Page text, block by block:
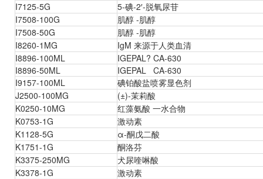
I7125-5G
5-碘-2′-脱氧尿苷
I7508-100G
肌醇 -肌醇
I7508-50G
肌醇 -肌醇
I8260-1MG
IgM 来源于人类血清
I8896-100ML
IGEPAL? CA-630
I8896-50ML
IGEPAL CA-630
I9157-100ML
碘铂酸盐喷雾显色剂
J2500-100MG
(±)-茉莉酸
K0250-10MG
红藻氨酸 一水合物
K0753-1G
激动素
K1128-5G
α-酮戊二酸
K1751-1G
酮洛芬
K3375-250MG
犬尿喹啉酸
K3378-1G
激动素